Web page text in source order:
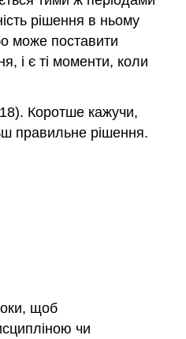
рішення в ньому
може поставити
і є ті моменти, коли
Коротше кажучи,
правильне рішення.
щоб
чи